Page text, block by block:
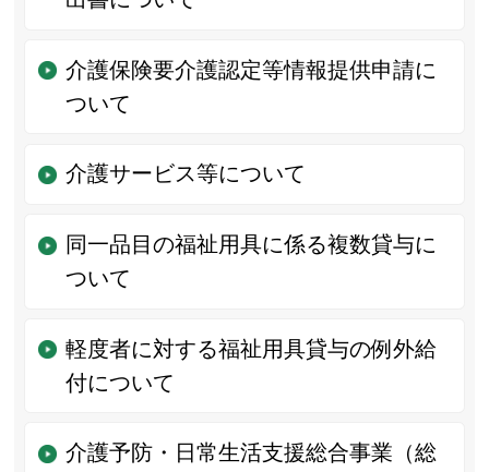
介護保険要介護認定等情報提供申請に
ついて
介護サービス等について
同一品目の福祉用具に係る複数貸与に
ついて
軽度者に対する福祉用具貸与の例外給
付について
介護予防・日常生活支援総合事業（総